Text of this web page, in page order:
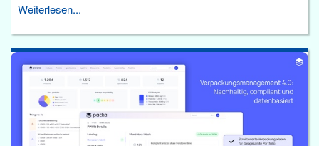
Weiterlesen...